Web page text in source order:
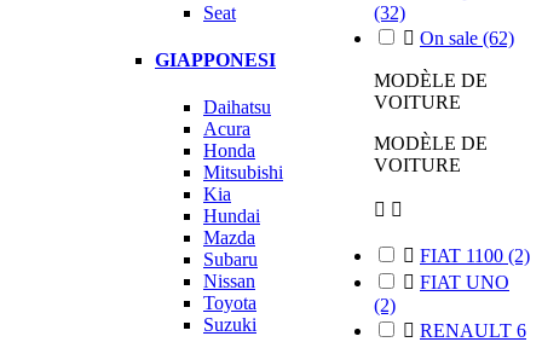
Seat
GIAPPONESI
Daihatsu
Acura
Honda
Mitsubishi
Kia
Hundai
Mazda
Subaru
Nissan
Toyota
Suzuki
(32)
 On sale (62)
MODÈLE DE
VOITURE
MODÈLE DE
VOITURE
 
 FIAT 1100 (2)
 FIAT UNO
(2)
 RENAULT 6